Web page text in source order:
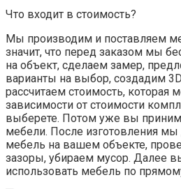
Что входит в стоимость?
Мы производим и поставляем
значит, что перед заказом мы
на объект, сделаем замер,
варианты на выбор, создадим
рассчитаем стоимость, которая
зависимости от стоимости
выберете. Потом уже вы
мебели. После изготовления
мебель на вашем объекте,
зазоры, убираем мусор. Далее
использовать мебель по